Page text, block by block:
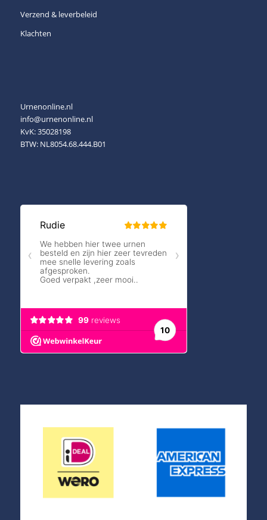
Verzend & leverbeleid
Klachten
Urnenonline.nl
info@urnenonline.nl
KvK: 35028198
BTW: NL8054.68.444.B01